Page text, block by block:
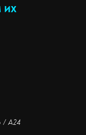
их
/ A24